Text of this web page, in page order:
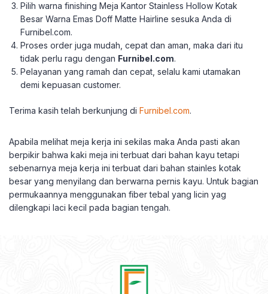
Pilih warna finishing Meja Kantor Stainless Hollow Kotak
Besar Warna Emas Doff Matte Hairline sesuka Anda di
Furnibel.com.
Proses order juga mudah, cepat dan aman, maka dari itu
tidak perlu ragu dengan Furnibel.com.
Pelayanan yang ramah dan cepat, selalu kami utamakan
demi kepuasan customer.
Terima kasih telah berkunjung di Furnibel.com.
Apabila melihat meja kerja ini sekilas maka Anda pasti akan
berpikir bahwa kaki meja ini terbuat dari bahan kayu tetapi
sebenarnya meja kerja ini terbuat dari bahan stainles kotak
besar yang menyilang dan berwarna pernis kayu. Untuk bagian
permukaannya menggunakan fiber tebal yang licin yag
dilengkapi laci kecil pada bagian tengah.